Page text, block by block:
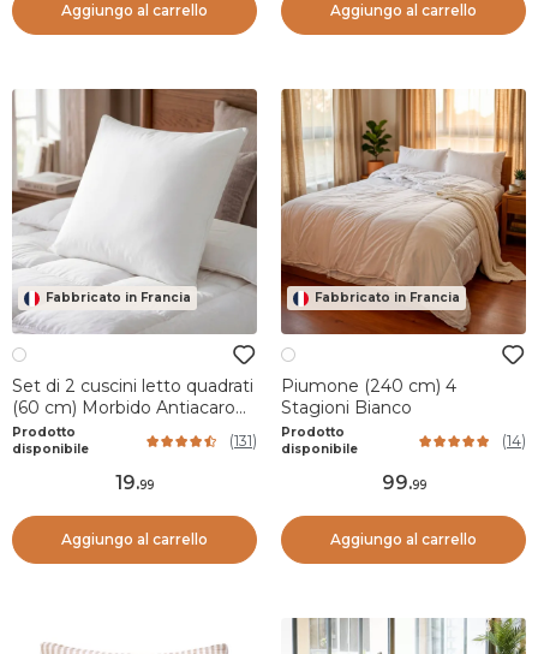
Aggiungo al carrello Aggiungo al carrello
Fabbricato in Francia
Set di 2 cuscini letto quadrati
(60 cm) Morbido Antiacaro
Bianco
Prodotto
disponibile
(131)
19.99
Aggiungo al carrello
Fabbricato in Francia
Piumone (240 cm) 4
Stagioni Bianco
Prodotto
disponibile
(14)
99.99
Aggiungo al carrello